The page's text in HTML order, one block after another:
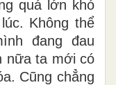
quá lớn khó
Không thể
đang đau
nữa ta mới có
Cũng chẳng